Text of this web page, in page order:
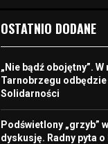
OSTATNIO DODANE
„Nie bądź obojętny”.
Tarnobrzegu odbędzie
Solidarności
Podświetlony „grzyb”
dyskusję. Radny pyta